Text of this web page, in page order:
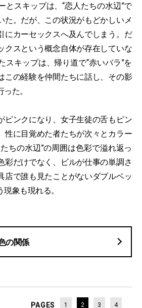
スキップは、“恋人たちの水辺”で
た。だが、この状況がもどかしいメ
にカーセックスへ及んでしまう。だ
クスという概念自体が存在していな
スキップは、帰り道で“赤いバラ”を
この経験を仲間たちに話し、その影
た。
ンクになり、女子生徒の舌もピン
性に目覚めた者たちが次々とカラー
ちの水辺”の周囲は色彩で溢れ返っ
彩だけでなく、ビルが仕事の単調さ
店で誰も見たことがないダブルベッ
象も現れる。
の関係
PAGES 1 2 3 4